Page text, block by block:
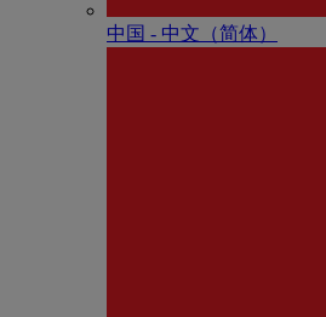
中国 - 中⽂（简体）